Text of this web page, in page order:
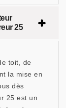
25
toit, de
la mise en
dès
25 est un